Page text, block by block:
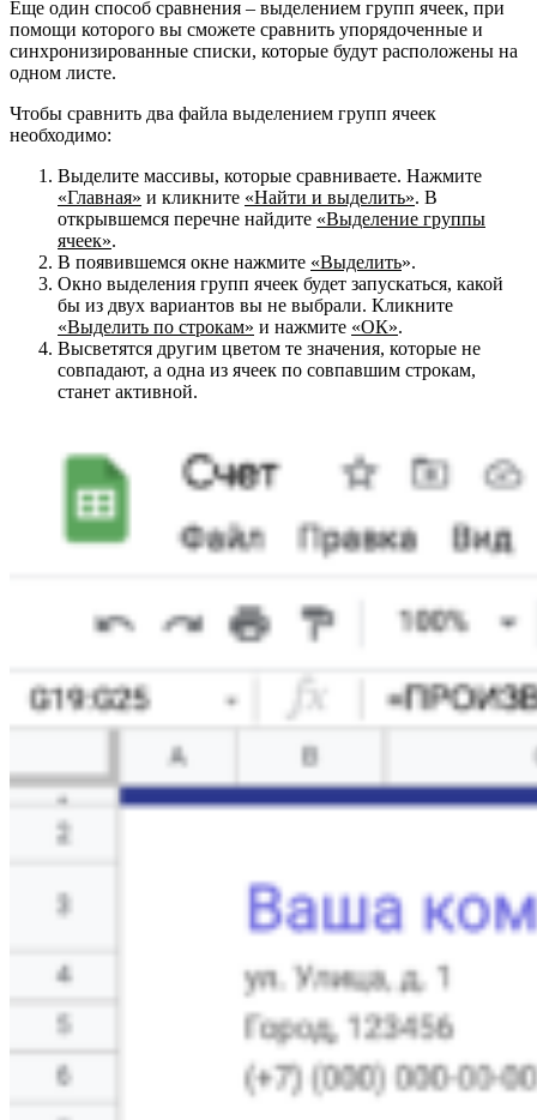
Еще один способ сравнения – выделением групп ячеек, при
помощи которого вы сможете сравнить упорядоченные и
синхронизированные списки, которые будут расположены на
одном листе.
Чтобы сравнить два файла выделением групп ячеек
необходимо:
Выделите массивы, которые сравниваете. Нажмите
«Главная» и кликните «Найти и выделить». В
открывшемся перечне найдите «Выделение группы
ячеек».
В появившемся окне нажмите «Выделить».
Окно выделения групп ячеек будет запускаться, какой
бы из двух вариантов вы не выбрали. Кликните
«Выделить по строкам» и нажмите «ОК».
Высветятся другим цветом те значения, которые не
совпадают, а одна из ячеек по совпавшим строкам,
станет активной.